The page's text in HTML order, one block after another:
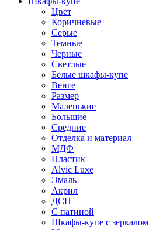
Цвет
Коричневые
Серые
Темные
Черные
Светлые
Белые шкафы-купе
Венге
Размер
Маленькие
Большие
Средние
Отделка и материал
МДФ
Пластик
Alvic Luxe
Эмаль
Акрил
ДСП
С патиной
Шкафы-купе с зеркалом